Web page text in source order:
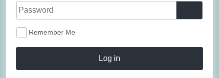
Password
Remember Me
Log in